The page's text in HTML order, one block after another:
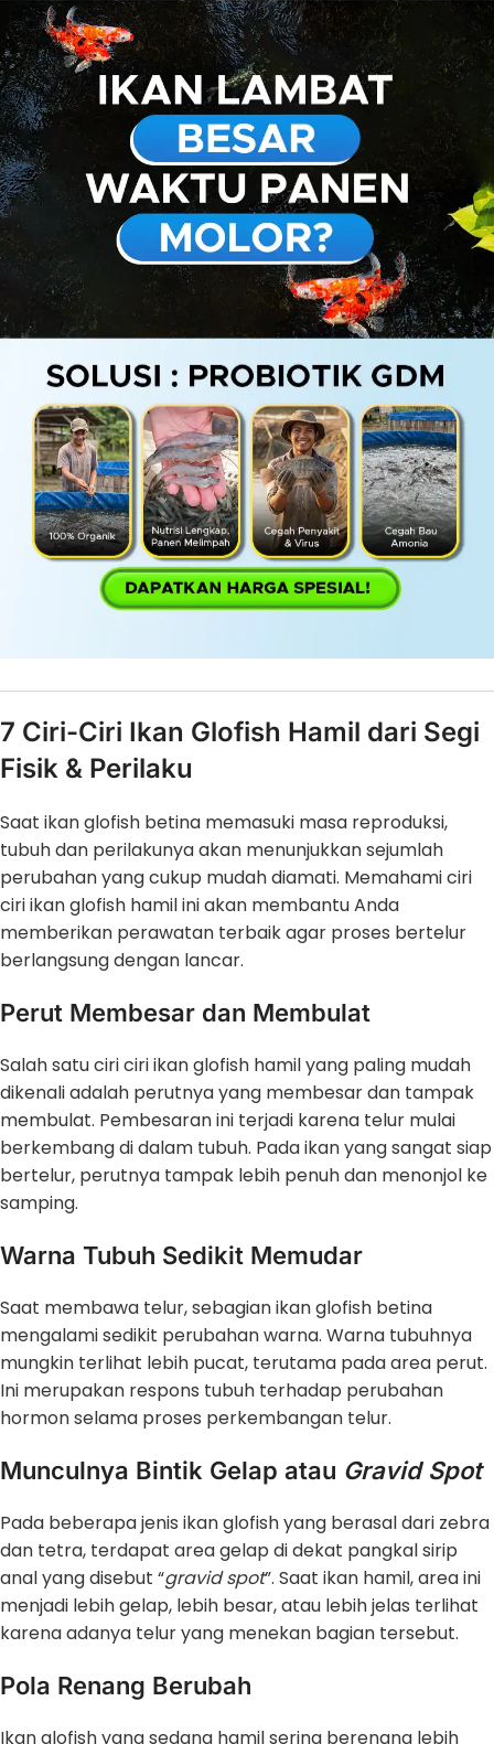
7 Ciri-Ciri Ikan Glofish Hamil dari Segi
Fisik & Perilaku
Saat ikan glofish betina memasuki masa reproduksi,
tubuh dan perilakunya akan menunjukkan sejumlah
perubahan yang cukup mudah diamati. Memahami ciri
ciri ikan glofish hamil ini akan membantu Anda
memberikan perawatan terbaik agar proses bertelur
berlangsung dengan lancar.
Perut Membesar dan Membulat
Salah satu ciri ciri ikan glofish hamil yang paling mudah
dikenali adalah perutnya yang membesar dan tampak
membulat. Pembesaran ini terjadi karena telur mulai
berkembang di dalam tubuh. Pada ikan yang sangat siap
bertelur, perutnya tampak lebih penuh dan menonjol ke
samping.
Warna Tubuh Sedikit Memudar
Saat membawa telur, sebagian ikan glofish betina
mengalami sedikit perubahan warna. Warna tubuhnya
mungkin terlihat lebih pucat, terutama pada area perut.
Ini merupakan respons tubuh terhadap perubahan
hormon selama proses perkembangan telur.
Munculnya Bintik Gelap atau Gravid Spot
Pada beberapa jenis ikan glofish yang berasal dari zebra
dan tetra, terdapat area gelap di dekat pangkal sirip
anal yang disebut “gravid spot”. Saat ikan hamil, area ini
menjadi lebih gelap, lebih besar, atau lebih jelas terlihat
karena adanya telur yang menekan bagian tersebut.
Pola Renang Berubah
Ikan glofish yang sedang hamil sering berenang lebih